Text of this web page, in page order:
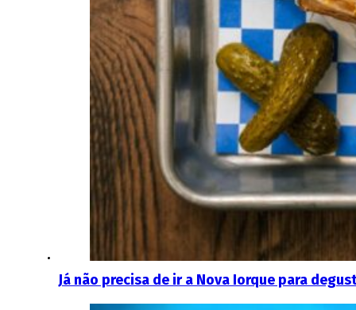
Já não precisa de ir a Nova Iorque para